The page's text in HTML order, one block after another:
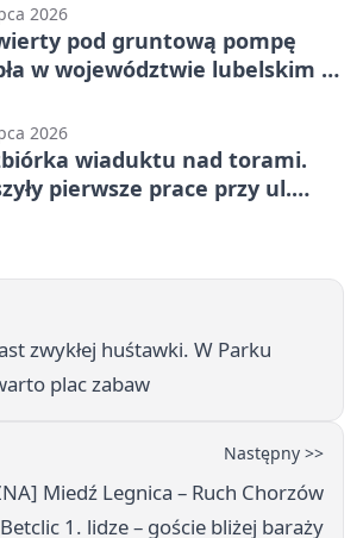
2026
pod gruntową pompę
w województwie lubelskim -
2026
wiaduktu nad torami.
pierwsze prace przy ul.
zwykłej huśtawki. W Parku
plac zabaw
Następny >>
Miedź Legnica – Ruch Chorzów
1. lidze – goście bliżej baraży